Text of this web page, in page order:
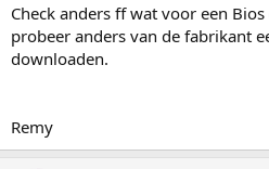
Check anders ff wat voor een
probeer anders van de fabrikant
downloaden.
Remy